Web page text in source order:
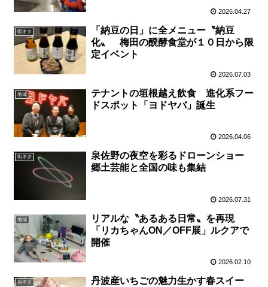
2026.04.27
街ネタ
「納豆の日」に全メニュー〝納豆
化〟 梅田の醗酵食堂が１０日から限
定イベント
2026.07.03
地域
テナントの垣根越え飲食 進化系フー
ドスポット「ヨドヤバ」誕生
2026.04.06
街ネタ
泉佐野の夜空を彩るドローンショー
郷土芸能と全国の味も集結
2026.07.31
地域
リアルな〝あるある日常〟を再現
「リカちゃんON／OFF展」ルクアで
開催
2026.02.10
街ネタ
丹波産いちごの魅力生かす春スイー